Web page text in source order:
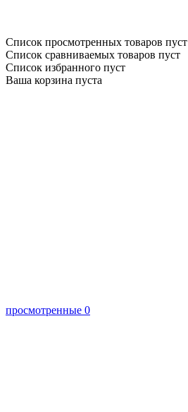
Список просмотренных товаров пуст
Список сравниваемых товаров пуст
Список избранного пуст
Ваша корзина пуста
просмотренные 0